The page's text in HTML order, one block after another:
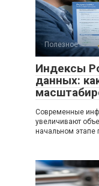
Полезное
Индексы
данных:
Современные
увеличивают
начальном этапе